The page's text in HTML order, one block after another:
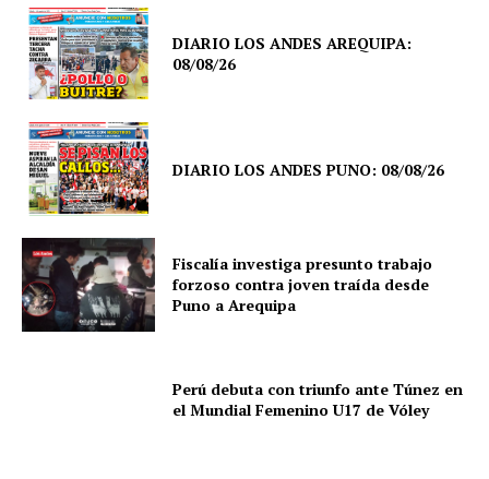
DIARIO LOS ANDES AREQUIPA:
08/08/26
DIARIO LOS ANDES PUNO: 08/08/26
Fiscalía investiga presunto trabajo
forzoso contra joven traída desde
Puno a Arequipa
Perú debuta con triunfo ante Túnez en
el Mundial Femenino U17 de Vóley